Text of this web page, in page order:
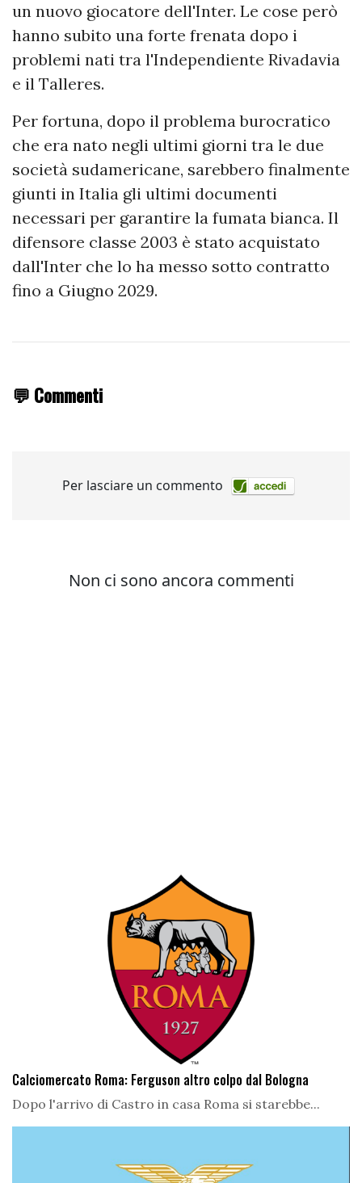
un nuovo giocatore dell'Inter. Le cose però
hanno subito una forte frenata dopo i
problemi nati tra l'Independiente Rivadavia
e il Talleres.
Per fortuna, dopo il problema burocratico
che era nato negli ultimi giorni tra le due
società sudamericane, sarebbero finalmente
giunti in Italia gli ultimi documenti
necessari per garantire la fumata bianca. Il
difensore classe 2003 è stato acquistato
dall'Inter che lo ha messo sotto contratto
fino a Giugno 2029.
💬 Commenti
Calciomercato Roma: Ferguson altro colpo dal Bologna
Dopo l'arrivo di Castro in casa Roma si starebbe...